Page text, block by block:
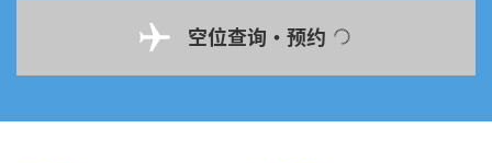
空位查询・预约